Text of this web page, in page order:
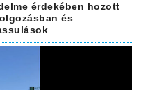
érdekében hozott
és